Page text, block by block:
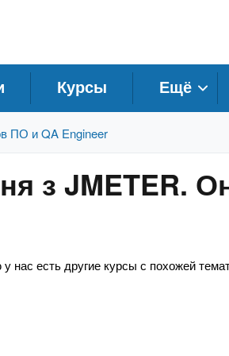
Курсы Ещё
ПО и QA Engineer
з JMETER.
нас есть другие курсы с похожей